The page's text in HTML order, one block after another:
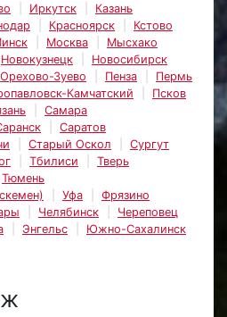
Иркутск
Казань
Красноярск
Кстово
Москва
Мысхако
Новокузнецк
Новосибирск
Орехово-Зуево Пенза
Пермь
Камчатский
Псков
Самара
Саратов
Старый Оскол
Сургут
Тбилиси
Тверь
Тюмень
Уфа
Фрязино
Челябинск
Череповец
Энгельс
Южно-Сахалинск